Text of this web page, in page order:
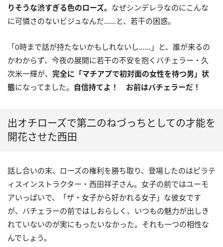
りそうな渋すぎる色のローズ。 なぜシンデレラなのにこんな
に可憐さのないビジュなんだ……と、若干の困惑。
「0時まで話が持たないかもしれないし……」と、誰が来るの
かわからず、今夜の展開に若干の不安を抱くバチェラー・久
次米一輝が、 完全に「マチアプで初対面の女性を待つ男」状
態になってました。 自信持てよ！ お前はバチェラーだ！
出オチローズで第二のねづっちとしての才能を
開花させた西田
話し合いの末、ローズの権利を勝ち取り、登場したのはピラテ
ィスインストラクター・西田祥子さん。女子の前ではユーモ
アいっぱいで、「ザ・女子から好かれる女子」な彼女です
が、バチェラーの前ではしおらしく、いつもの魅力が出しき
れていないのが実にもったいなかった。それも一つの相性な
んでしょう。